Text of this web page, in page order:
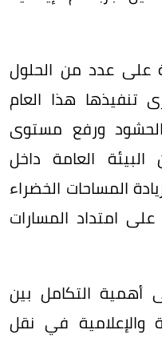
على عدد من الحلول
تنفيذها هذا العام
ورفع مستوى
العامة داخل
المساحات الخضراء
على امتداد المسارات
أهمية التكامل بين
والإعلامية في نقل